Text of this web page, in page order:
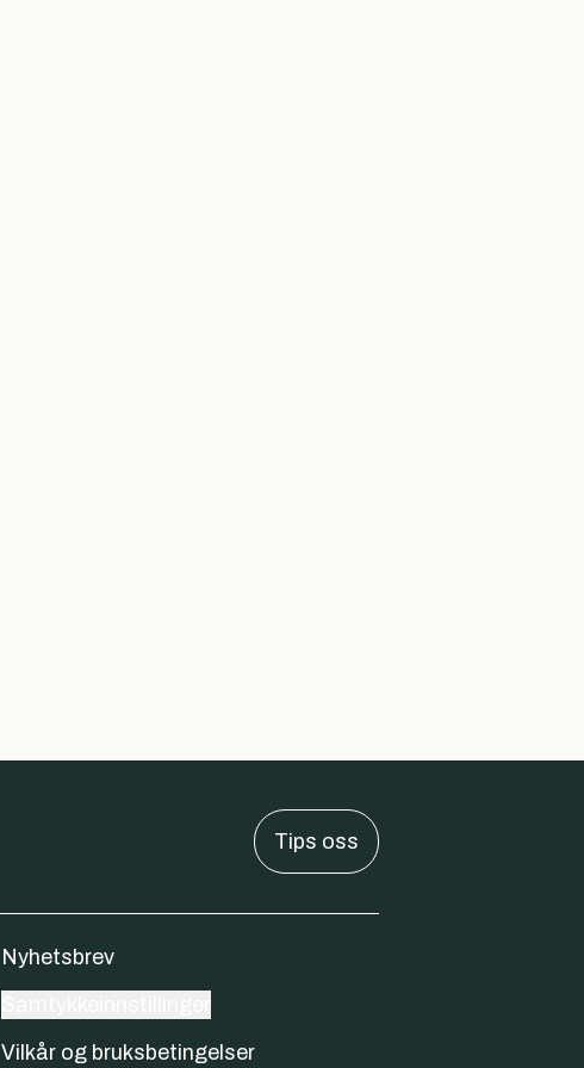
Tips oss
Nyhetsbrev
Vilkår og bruksbetingelser